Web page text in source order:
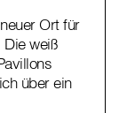
Ort für
weiß
über ein